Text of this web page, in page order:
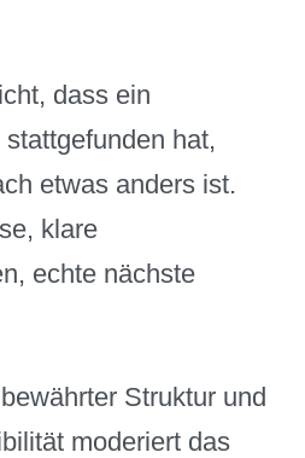
dass ein
hat,
etwas anders ist.
klare
echte nächste
Struktur und
moderiert das